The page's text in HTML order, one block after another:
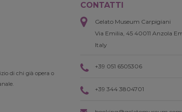
di chi già opera o
CONTATTI
Gelato Museum Carpigiani
Via Emilia, 45 40011 Anzola
Italy
+39 051 6505306
+39 344 3804701